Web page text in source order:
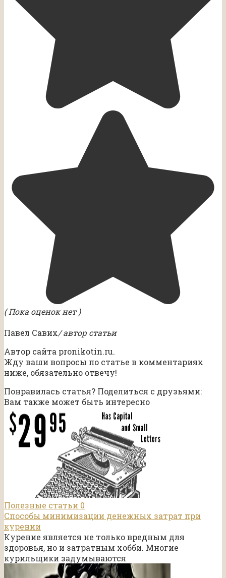
( Пока оценок нет )
Павел Савих/ автор статьи
Автор сайта pronikotin.ru.
Жду ваши вопросы по статье в комментариях
ниже, обязательно отвечу!
Понравилась статья? Поделиться с друзьями:
Вам также может быть интересно
Полезные статьи 0
Способы минимизации денежных затрат при
курении
Курение является не только вредным для
здоровья, но и затратным хобби. Многие
курильщики задумываются